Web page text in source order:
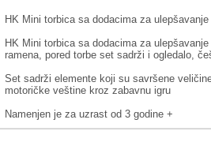
HK Mini torbica sa dodacima za ulepšavanje
HK Mini torbica sa dodacima za
ramena, pored torbe set sadrži i ogledalo,
Set sadrži elemente koji su savršene
motoričke veštine kroz zabavnu igru
Namenjen je za uzrast od 3 godine +